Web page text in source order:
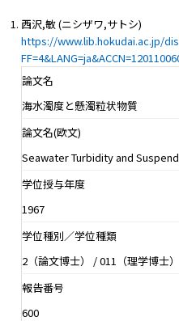
西沢,敏 (ニシザワ,サトシ)
https://www.lib.hokudai.ac.jp/
論文名
海水濁度と懸濁粒状物質
論文名(欧文)
Seawater Turbidity and
学位授与年度
1967
学位種別／学位種類
2（論文博士） / 011（理学博士）
報告番号
600